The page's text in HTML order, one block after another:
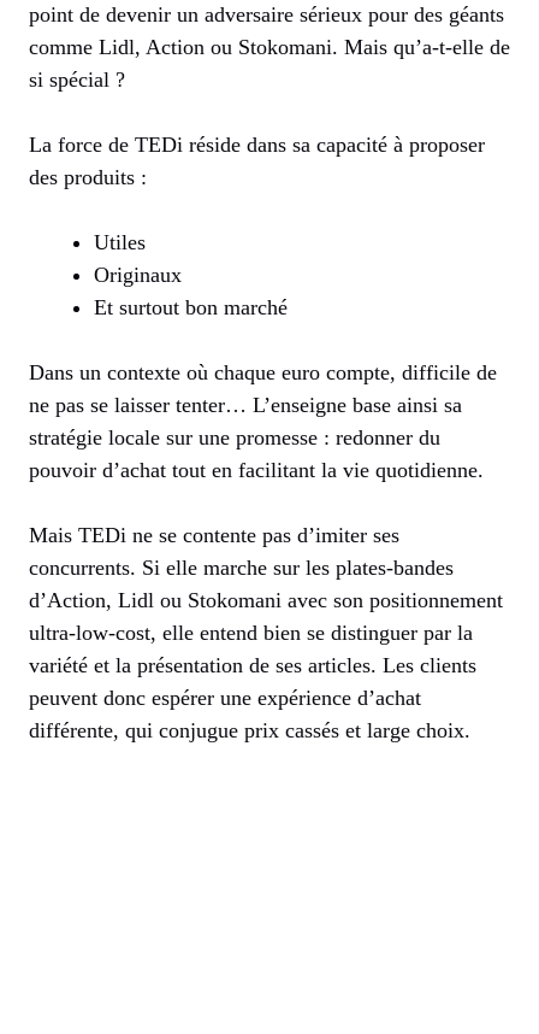
point de devenir un adversaire sérieux pour des géants
comme Lidl, Action ou Stokomani. Mais qu’a-t-elle de
si spécial ?
La force de TEDi réside dans sa capacité à proposer
des produits :
Utiles
Originaux
Et surtout bon marché
Dans un contexte où chaque euro compte, difficile de
ne pas se laisser tenter… L’enseigne base ainsi sa
stratégie locale sur une promesse : redonner du
pouvoir d’achat tout en facilitant la vie quotidienne.
Mais TEDi ne se contente pas d’imiter ses
concurrents. Si elle marche sur les plates-bandes
d’Action, Lidl ou Stokomani avec son positionnement
ultra-low-cost, elle entend bien se distinguer par la
variété et la présentation de ses articles. Les clients
peuvent donc espérer une expérience d’achat
différente, qui conjugue prix cassés et large choix.